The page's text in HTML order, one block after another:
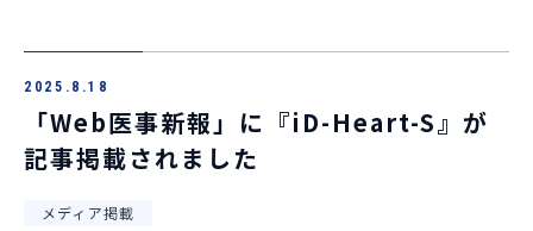
お問い合わせ
2025.8.18
「Web医事新報」に『iD-Heart-S』が
記事掲載されました
メディア掲載